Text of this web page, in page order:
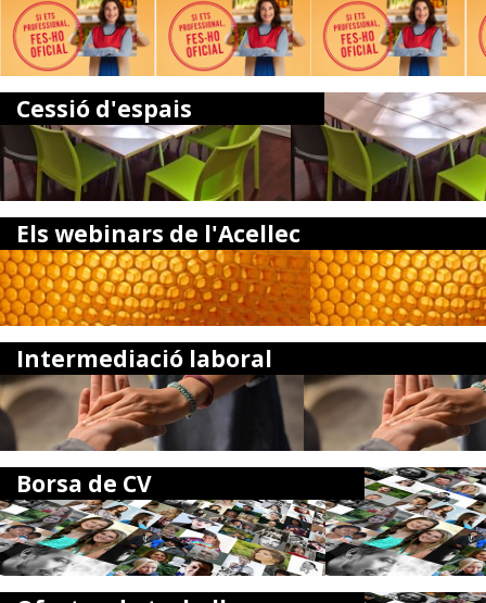
Cessió d'espais
Els webinars de l'Acellec
Intermediació laboral
Borsa de CV